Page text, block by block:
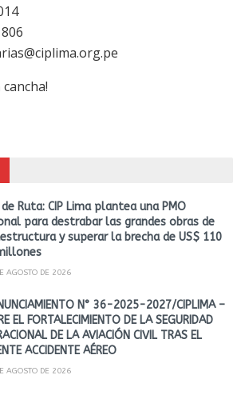
de Ruta: CIP Lima plantea una PMO
para destrabar las grandes obras de
y superar la brecha de US$ 110
AGOSTO DE 2026
N° 36-2025-2027/CIPLIMA –
EL FORTALECIMIENTO DE LA SEGURIDAD
DE LA AVIACIÓN CIVIL TRAS EL
ACCIDENTE AÉREO
AGOSTO DE 2026